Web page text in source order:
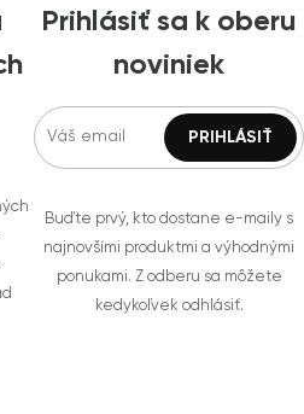
Prihlásiť sa k oberu
noviniek
Buďte prvý, kto dostane e-maily s
najnovšími produktmi a výhodnými
ponukami. Z odberu sa môžete
kedykoľvek odhlásiť.